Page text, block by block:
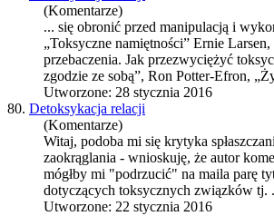
(Komentarze)
... się obronić przed manipulacją i
„Toksyczne namiętności” Ernie Larsen,
przebaczenia. Jak przezwyciężyć
zgodzie ze sobą”, Ron Potter-Efron,
Utworzone: 28 stycznia 2016
80. Detoksykacja relacji
(Komentarze)
Witaj, podoba mi się krytyka
zaokrąglania - wnioskuję, że autor
mógłby mi "podrzucić" na maila parę
dotyczących toksycznych związków tj.
Utworzone: 22 stycznia 2016